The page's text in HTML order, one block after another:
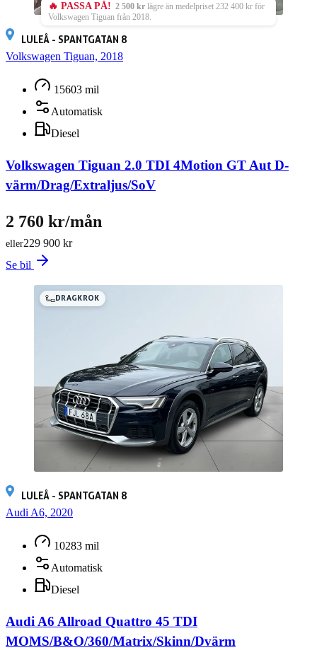
🔥 PASSA PÅ! 2 500 kr lägre än medelpriset 232 400 kr för
Volkswagen Tiguan från 2018.
LULEÅ - SPANTGATAN 8
Volkswagen Tiguan, 2018
15603 mil
Automatisk
Diesel
Volkswagen Tiguan 2.0 TDI 4Motion GT Aut D-
värm/Drag/Extraljus/SoV
229 900 kr
eller
2 760 kr/mån
Se bil
DRAGKROK
LULEÅ - SPANTGATAN 8
Audi A6, 2020
10283 mil
Automatisk
Diesel
Audi A6 Allroad Quattro 45 TDI
MOMS/B&O/360/Matrix/Skinn/Dvärm